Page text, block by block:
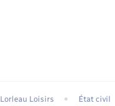
Lorleau Loisirs État civil